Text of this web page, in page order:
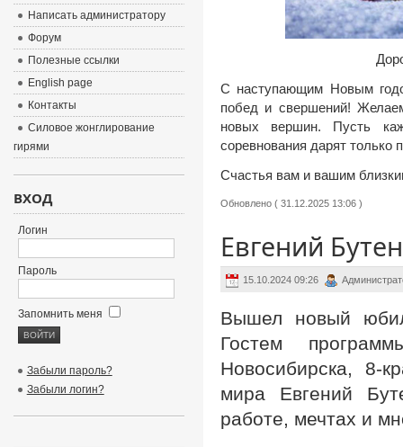
С наступающим Новым
побед и свершений!
новых вершин. Пусть
соревнования дарят
Счастья вам и вашим
Обновлено ( 31.12.2025 13:06 )
Евгений
15.10.2024 09:26
Вышел новый
Гостем
Новосибирска, 8-
мира Евгений
работе, мечтах и
Написать администратору
Форум
Полезные ссылки
English page
Контакты
Силовое жонглирование
гирями
ВХОД
Логин
Пароль
Запомнить меня
Забыли пароль?
Забыли логин?